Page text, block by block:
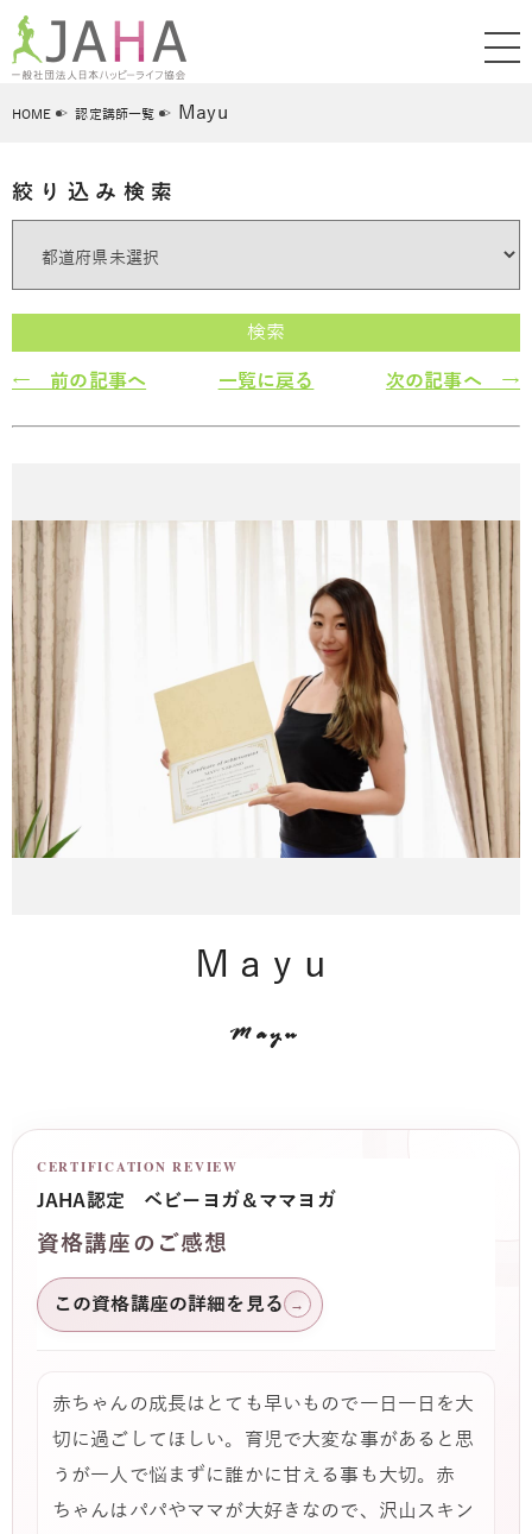
HOME 認定講師一覧 Mayu
絞り込み検索
検索
← 前の記事へ 一覧に戻る 次の記事へ →
Mayu
Mayu
CERTIFICATION REVIEW
JAHA認定 ベビーヨガ＆ママヨガ
資格講座のご感想
この資格講座の詳細を見る →
赤ちゃんの成長はとても早いもので一日一日を大
切に過ごしてほしい。育児で大変な事があると思
うが一人で悩まずに誰かに甘える事も大切。赤
ちゃんはパパやママが大好きなので、沢山スキン